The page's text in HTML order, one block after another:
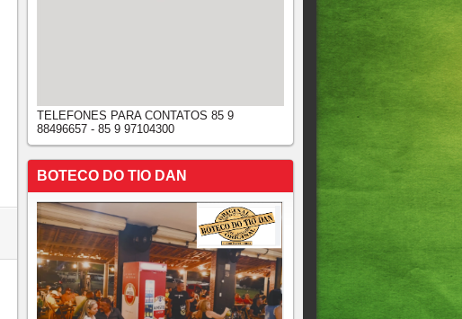
TELEFONES PARA CONTATOS 85 9
88496657 - 85 9 97104300
BOTECO DO TIO DAN